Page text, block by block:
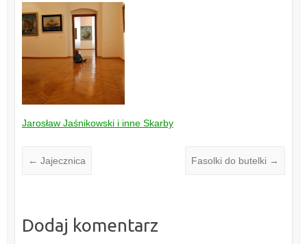
Jarosław Jaśnikowski i inne Skarby
← Jajecznica Fasolki do butelki →
Dodaj komentarz